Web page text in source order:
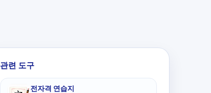
관련 도구
전자격 연습지